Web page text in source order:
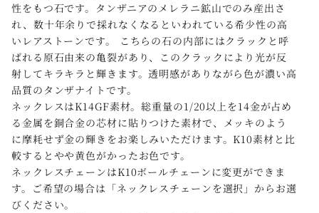
性をもつ石です。タンザニアのメレラニ鉱山でのみ産出さ
れ、数十年余りで採れなくなるといわれている希少性の高
いレアストーンです。 こちらの石の内部にはクラックと呼
ばれる原石由来の亀裂があり、このクラックにより光が反
射してキラキラと輝きます。透明感がありながら色が濃い高
品質のタンザナイトです。
ネックレスはK14GF素材。総重量の1/20以上を14金が占め
る金属を銅合金の芯材に貼りつけた素材で、メッキのよう
に摩耗せず金の輝きをお楽しみいただけます。K10素材と比
較するとやや黄色がかったお色です。
ネックレスチェーンはK10ボールチェーンに変更ができま
す。ご希望の場合は「ネックレスチェーンを選択」からお選
びください。